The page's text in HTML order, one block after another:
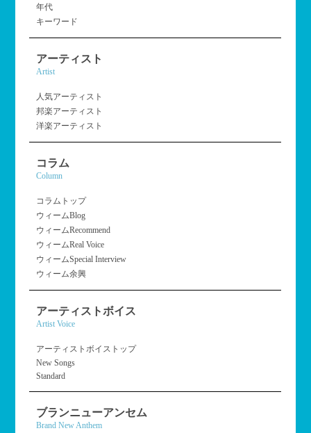
年代
キーワード
アーティスト
Artist
人気アーティスト
邦楽アーティスト
洋楽アーティスト
コラム
Column
コラムトップ
ウィームBlog
ウィームRecommend
ウィームReal Voice
ウィームSpecial Interview
ウィーム余興
アーティストボイス
Artist Voice
アーティストボイストップ
New Songs
Standard
ブランニューアンセム
Brand New Anthem